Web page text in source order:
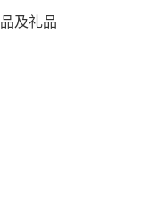
及礼品